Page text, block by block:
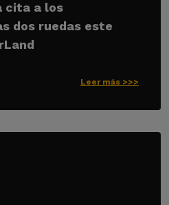
cita a los
dos ruedas este
Leer más >>>